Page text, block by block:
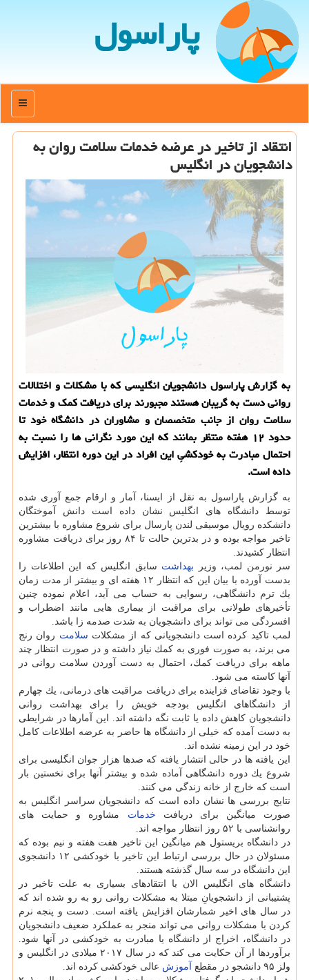
پاراسول
منو
انتقاد از تاخیر در عرضه خدمات سلامت روان به
دانشجویان در انگلیس
به گزارش پاراسول دانشجویان انگلیسی كه با مشكلات و اختلالات
روانی دست به گریبان هستند مجبورند برای دریافت كمك و خدمات
سلامت روان از جانب متخصصان و مشاوران در دانشگاه خود تا
حدود ۱۲ هفته منتظر بمانند كه این مورد نگرانی ها را نسبت به
احتمال مبادرت به خودكشیِ این افراد در این دوره انتظار، افزایش
داده است.
به گزارش پاراسول به نقل از ایسنا، آمار و ارقام جمع آوری شده
توسط دانشگاه های انگلیس نشان داده است دانش آموختگان
دانشكده رویال موسیقی لندن پارسال برای شروع مشاوره با بیشترین
تاخیر مواجه بوده و در بدترین حالت تا ۸۴ روز برای دریافت مشاوره
انتظار كشیدند.
سر نورمن لمب، وزیر بهداشت سابق انگلیس كه این اطلاعات را
بدست آورده با بیان این كه انتظار ۱۲ هفته ای و بیشتر از مدت زمان
یك ترم دانشگاهی، رسوایی به حساب می آید، اعلام نموده چنین
تأخیرهای طولانی برای مراقبت از بیماری هایی مانند اضطراب و
افسردگی می تواند برای دانشجویان به شدت صدمه زا باشد.
لمب تاكید كرده است دانشجویانی كه از مشكلات سلامت روان رنج
می برند، به صورت فوری به كمك نیاز داشته و در صورت انتظار چند
ماهه برای دریافت كمك، احتمال به دست آوردن سلامت روانی در
آنها كاسته می شود.
با وجود تقاضای فزاینده برای دریافت مراقبت های درمانی، یك چهارم
از دانشگاهای انگلیس بودجه خویش را برای بهداشت روانی
دانشجویان كاهش داده یا ثابت نگه داشته اند. این آمارها در شرایطی
به دست آمده كه خیلی از دانشگاه ها حاضر به عرضه اطلاعات كامل
خود در این زمینه نشده اند.
این یافته ها در حالی انتشار یافته كه صدها هزار جوان انگلیسی برای
شروع یك دوره دانشگاهی آماده شده و بیشتر آنها برای نخستین بار
است كه خارج از خانه زندگی می كنند.
نتایج بررسی ها نشان داده است كه دانشجویان سراسر انگلیس به
صورت میانگین برای دریافت خدمات مشاوره و حمایت های
روانشناسی با ۵۲ روز انتظار مواجه اند.
در دانشگاه بریستول هم میانگین این تاخیر هفت هفته و نیم بوده كه
مسئولان در حال بررسی ارتباط این تاخیر با خودكشی ۱۲ دانشجوی
این دانشگاه در سه سال گذشته هستند.
دانشگاه های انگلیس الان با انتقادهای بسیاری به علت تاخیر در
پشتیبانی از دانشجویانِ مبتلا به مشكلات روانی رو به رو شده اند كه
در سال های اخیر شمارشان افزایش یافته است. دست و پنجه نرم
كردن با مشكلات روانی می تواند منجر به عملكرد ضعیف دانشجویان
در دانشگاه، اخراج از دانشگاه یا مبادرت به خودكشی در آنها شود.
برآوردها از آن حكایت می كند كه در سال ۲۰۱۷ میلادی در انگلیس و
ولز ۹۵ دانشجو در مقطع
آموزش عالی خودكشی كرده اند.